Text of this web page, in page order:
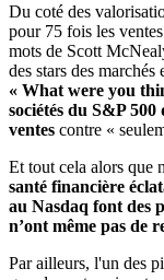
Du coté des
pour 75 fois les
mots de Scott
des stars des
« What were you
sociétés du S&P 500
ventes contre «
Et tout cela alors que
santé financière
au Nasdaq font des
n’ont même pas de
Par ailleurs, l'un des